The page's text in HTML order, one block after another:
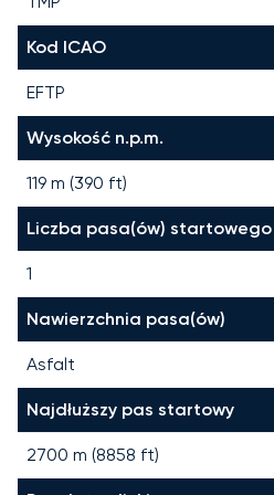
Kod ICAO
EFTP
Wysokość n.p.m.
119 m (390 ft)
Liczba pasa(ów) startowego
1
Nawierzchnia pasa(ów)
Asfalt
Najdłuższy pas startowy
2700 m (8858 ft)